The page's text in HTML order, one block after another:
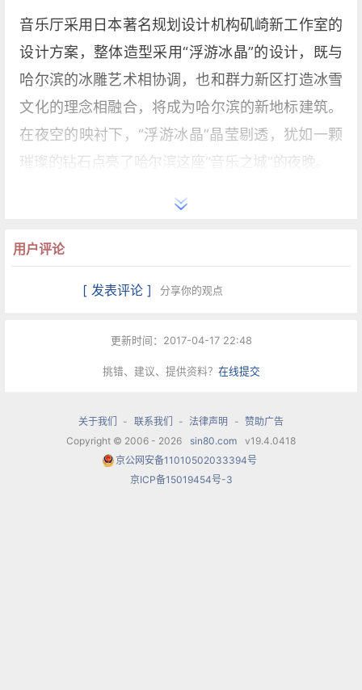
音乐厅采用日本著名规划设计机构矶崎新工作室的
设计方案，整体造型采用“浮游冰晶”的设计，既与
哈尔滨的冰雕艺术相协调，也和群力新区打造冰雪
文化的理念相融合，将成为哈尔滨的新地标建筑。
在夜空的映衬下，“浮游冰晶”晶莹剔透，犹如一颗
璀璨的钻石点亮了哈尔滨这座“音乐之城”的夜晚。
东北首台管风琴引入音乐厅
音乐厅建筑外部采用钢结构配合玻璃幕墙，屋顶设
计为大跨度钢结构的龙骨梁，建筑内部基座等均采
场大厅、1200座大音乐厅、400座小音乐厅、演员
休息化妆厅等功能厅。
司制作的管风琴，以带给人们震撼的视听享受。该
管风琴不但是哈尔滨乃至东北三省的第一台管风
用户评论
[ 发表评论 ] 分享你的观点
更新时间：2017-04-17 22:48
挑错、建议、提供资料？ 在线提交
关于我们 - 联系我们 - 法律声明 - 赞助广告
Copyright © 2006 - 2026
sin80.com
v19.4.0418
京公网安备11010502033394号
京ICP备15019454号-3